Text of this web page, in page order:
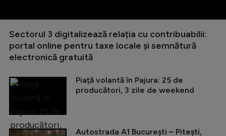
Sectorul 3 digitalizează relația cu contribuabilii:
portal online pentru taxe locale și semnătură
electronică gratuită
Piață volantă în Pajura: 25 de
producători, 3 zile de weekend
Autostrada A1 București – Pitești,